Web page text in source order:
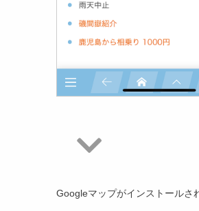
Googleマップがインストールさ